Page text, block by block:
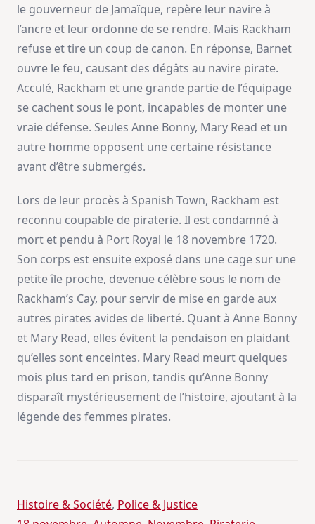
le gouverneur de Jamaïque, repère leur navire à
l’ancre et leur ordonne de se rendre. Mais Rackham
refuse et tire un coup de canon. En réponse, Barnet
ouvre le feu, causant des dégâts au navire pirate.
Acculé, Rackham et une grande partie de l’équipage
se cachent sous le pont, incapables de monter une
vraie défense. Seules Anne Bonny, Mary Read et un
autre homme opposent une certaine résistance
avant d’être submergés.
Lors de leur procès à Spanish Town, Rackham est
reconnu coupable de piraterie. Il est condamné à
mort et pendu à Port Royal le 18 novembre 1720.
Son corps est ensuite exposé dans une cage sur une
petite île proche, devenue célèbre sous le nom de
Rackham’s Cay, pour servir de mise en garde aux
autres pirates avides de liberté. Quant à Anne Bonny
et Mary Read, elles évitent la pendaison en plaidant
qu’elles sont enceintes. Mary Read meurt quelques
mois plus tard en prison, tandis qu’Anne Bonny
disparaît mystérieusement de l’histoire, ajoutant à la
légende des femmes pirates.
Histoire & Société, Police & Justice